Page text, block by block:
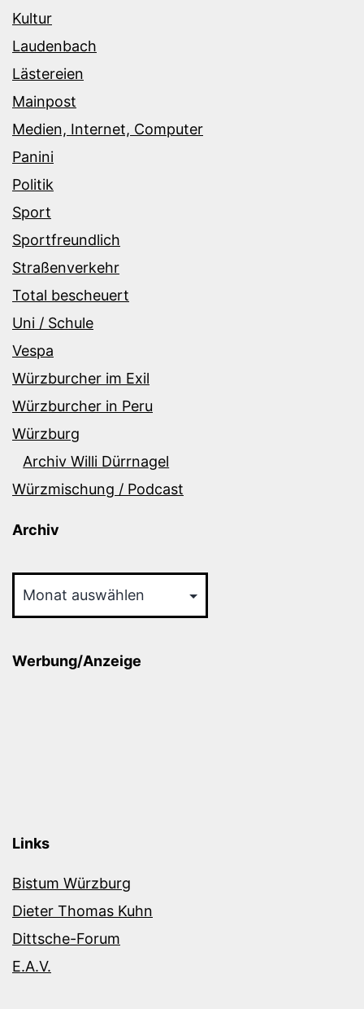
Kultur
Laudenbach
Lästereien
Mainpost
Medien, Internet, Computer
Panini
Politik
Sport
Sportfreundlich
Straßenverkehr
Total bescheuert
Uni / Schule
Vespa
Würzburcher im Exil
Würzburcher in Peru
Würzburg
Archiv Willi Dürrnagel
Würzmischung / Podcast
Archiv
Werbung/Anzeige
Links
Bistum Würzburg
Dieter Thomas Kuhn
Dittsche-Forum
E.A.V.